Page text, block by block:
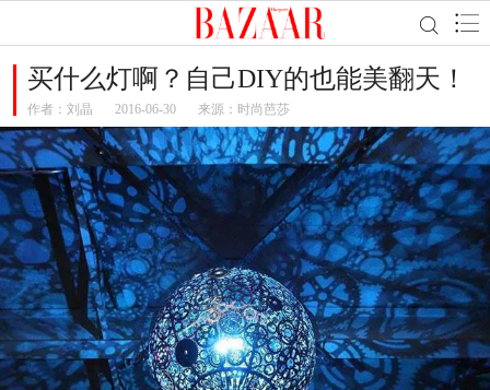
买什么灯啊？自己DIY的也能美翻天！
作者： 刘晶 2016-06-30 来源：时尚芭莎